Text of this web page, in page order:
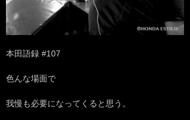
本田語録 #107
色んな場面で
我慢も必要になってくると思う。